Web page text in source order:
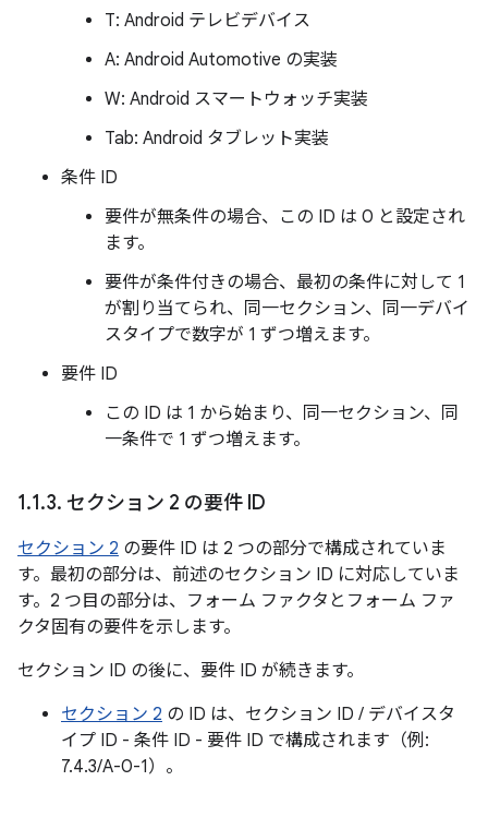
T: Android テレビデバイス
A: Android Automotive の実装
W: Android スマートウォッチ実装
Tab: Android タブレット実装
条件 ID
要件が無条件の場合、この ID は 0 と設定され
ます。
要件が条件付きの場合、最初の条件に対して 1
が割り当てられ、同一セクション、同一デバイ
スタイプで数字が 1 ずつ増えます。
要件 ID
この ID は 1 から始まり、同一セクション、同
一条件で 1 ずつ増えます。
1.1.3. セクション 2 の要件 ID
セクション 2 の要件 ID は 2 つの部分で構成されていま
す。最初の部分は、前述のセクション ID に対応していま
す。2 つ目の部分は、フォーム ファクタとフォーム ファ
クタ固有の要件を示します。
セクション ID の後に、要件 ID が続きます。
セクション 2 の ID は、セクション ID / デバイスタ
イプ ID - 条件 ID - 要件 ID で構成されます（例:
7.4.3/A-0-1）。